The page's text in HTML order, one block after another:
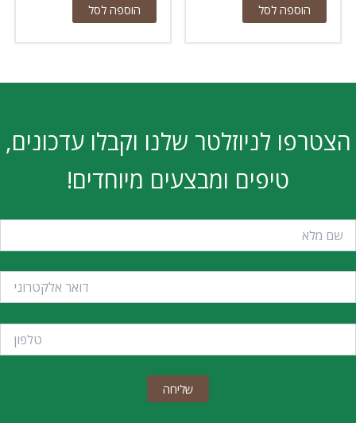
הוספה לסל הוספה לסל
הצטרפו לניוזלטר שלנו וקבלו עדכונים,
טיפים ומבצעים מיוחדים!